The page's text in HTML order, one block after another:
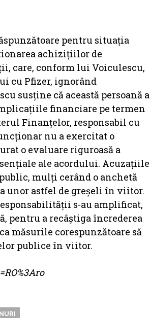
pentru situația
achizițiilor de
care, conform lui Voiculescu,
cu Pfizer, ignorând
susține că această persoană a
financiare pe termen
Finanțelor, responsabil cu
nu a exercitat o
o evaluare riguroasă a
ale acordului. Acuzațiile
mulți cerând o anchetă
unor astfel de greșeli în viitor.
s-au amplificat,
pentru a recâștiga încrederea
măsurile corespunzătoare să
publice în viitor.